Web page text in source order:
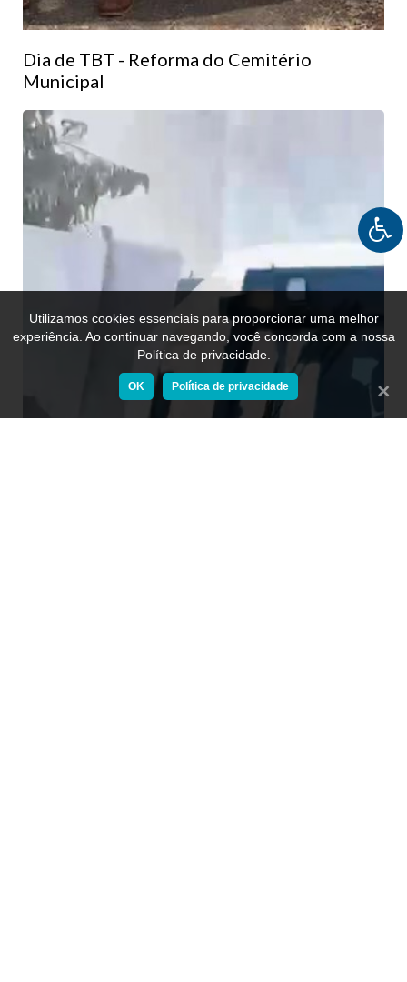
Utilizamos cookies essenciais para proporcionar uma melhor
experiência. Ao continuar navegando, você concorda com a nossa
Política de privacidade.
OK Política de privacidade Fechar
Dia de TBT - Reforma do Cemitério
Municipal